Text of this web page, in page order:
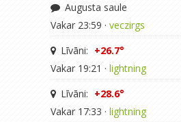
Augusta saule
Vakar 23:59 · veczirgs
Līvāni: +26.7°
Vakar 19:21 · lightning
Līvāni: +28.6°
Vakar 17:33 · lightning